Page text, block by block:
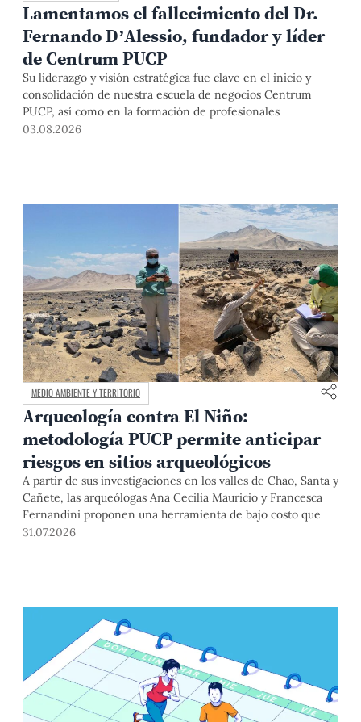
Lamentamos el fallecimiento del Dr.
Fernando D’Alessio, fundador y líder
de Centrum PUCP
Su liderazgo y visión estratégica fue clave en el inicio y
consolidación de nuestra escuela de negocios Centrum
PUCP, así como en la formación de profesionales
empresariales comprometidos con el país. Por todo ello,
03.08.2026
MEDIO AMBIENTE Y TERRITORIO
Arqueología contra El Niño:
metodología PUCP permite anticipar
riesgos en sitios arqueológicos
A partir de sus investigaciones en los valles de Chao, Santa y
Cañete, las arqueólogas Ana Cecilia Mauricio y Francesca
Fernandini proponen una herramienta de bajo costo que
combina datos abiertos, mapas, sistemas de información
31.07.2026